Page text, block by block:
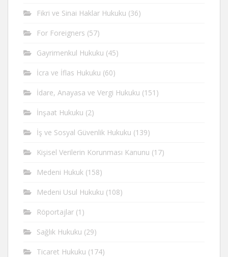
Fikri ve Sinai Haklar Hukuku (36)
For Foreigners (57)
Gayrimenkul Hukuku (45)
İcra ve İflas Hukuku (60)
İdare, Anayasa ve Vergi Hukuku (151)
İnşaat Hukuku (2)
İş ve Sosyal Güvenlik Hukuku (139)
Kişisel Verilerin Korunması Kanunu (17)
Medeni Hukuk (158)
Medeni Usul Hukuku (108)
Röportajlar (1)
Sağlık Hukuku (29)
Ticaret Hukuku (174)